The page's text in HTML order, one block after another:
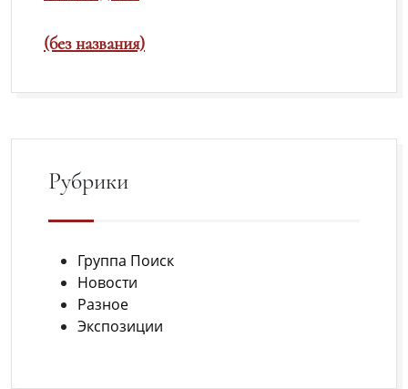
(без названия)
Рубрики
Группа Поиск
Новости
Разное
Экспозиции